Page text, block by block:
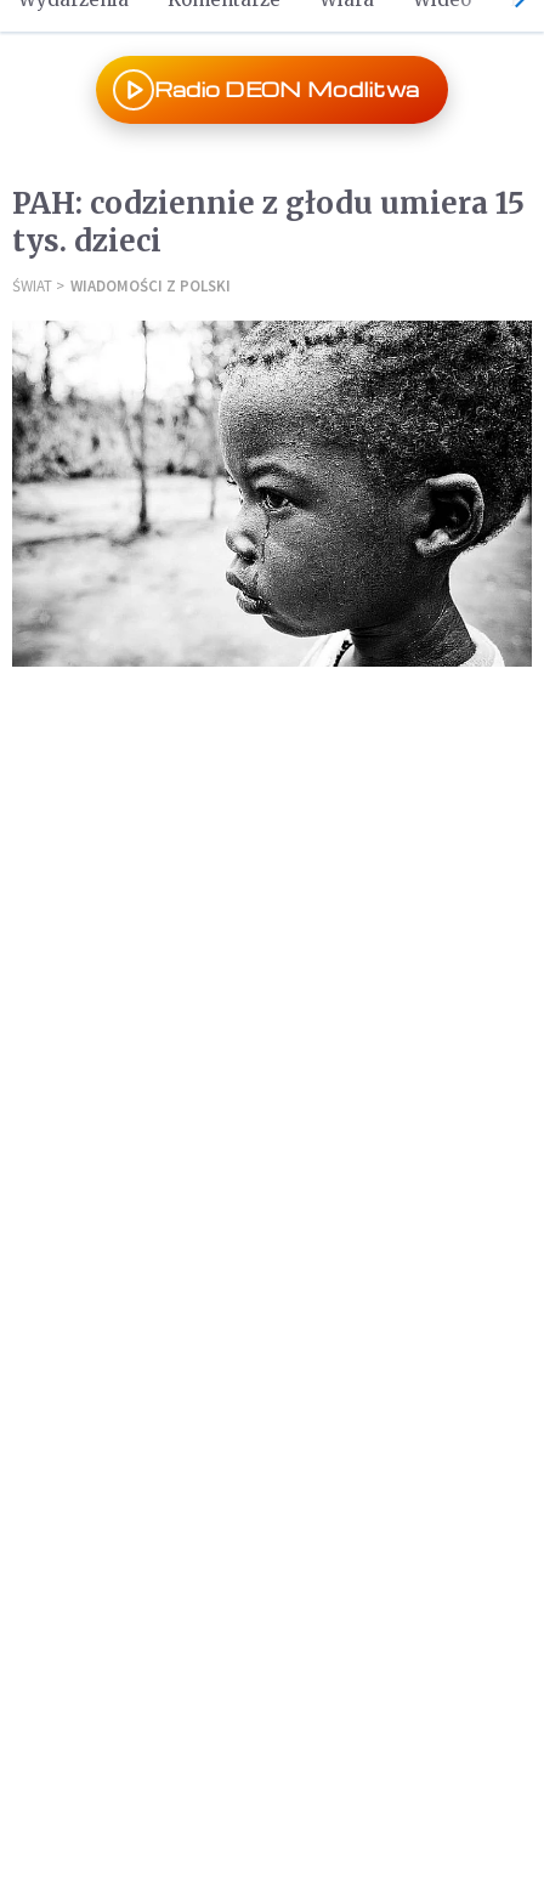
Radio DEON Modlitwa
PAH: codziennie z głodu umiera 15
tys. dzieci
ŚWIAT WIADOMOŚCI Z POLSKI